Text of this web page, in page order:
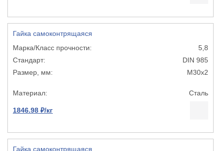
Гайка самоконтрящаяся
5,8
DIN 985
М30х2
Сталь
1846.98 ₽/кг
Гайка самоконтрящаяся